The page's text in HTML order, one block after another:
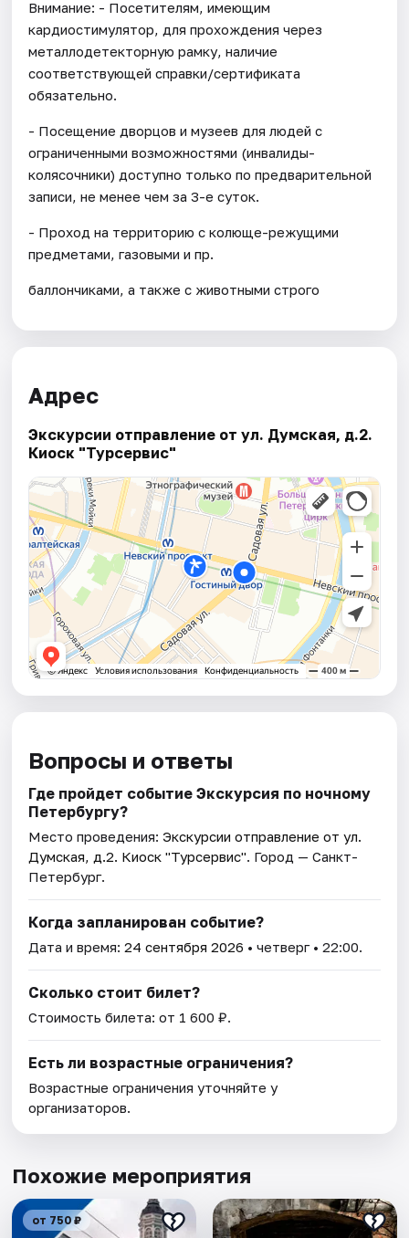
Внимание: - Посетителям, имеющим
кардиостимулятор, для прохождения через
металлодетекторную рамку, наличие
соответствующей справки/сертификата
обязательно.
- Посещение дворцов и музеев для людей с
ограниченными возможностями (инвалиды-
колясочники) доступно только по предварительной
записи, не менее чем за 3-е суток.
- Проход на территорию с колюще-режущими
предметами, газовыми и пр.
баллончиками, а также с животными строго
Адрес
Экскурсии отправление от ул. Думская, д.2.
Киоск "Турсервис"
Вопросы и ответы
Где пройдет событие Экскурсия по ночному
Петербургу?
Место проведения:Экскурсии отправление от ул.
Думская, д.2. Киоск "Турсервис". Город — Санкт-
Петербург.
Когда запланирован событие?
Дата и время:24 сентября 2026 • четверг • 22:00.
Сколько стоит билет?
Стоимость билета: от 1 600 ₽.
Есть ли возрастные ограничения?
Возрастные ограничения уточняйте у
организаторов.
Похожие мероприятия
от 750 ₽